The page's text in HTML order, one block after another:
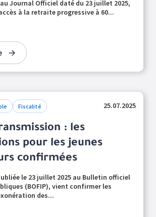
Journal Officiel daté du 23 juillet 2025,
à la retraite progressive à 60...
Fiscalité 25.07.2025
: les
pour les jeunes
confirmées
le 23 juillet 2025 au Bulletin officiel
(BOFIP), vient confirmer les
des...